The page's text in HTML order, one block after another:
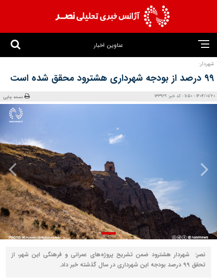
عناوین اخبار
شهردار:
۹۹ درصد از بودجه شهرداری هشترود محقق شده است
1404/01/20 - 11:50 - کد خبر: 133929 نسخه چاپی
نصر: شهردار هشترود ضمن تشریح پروژه‌های عمرانی و فرهنگی این شهر، از
تحقق ۹۹ درصد بودجه این شهرداری در سال گذشته خبر داد.